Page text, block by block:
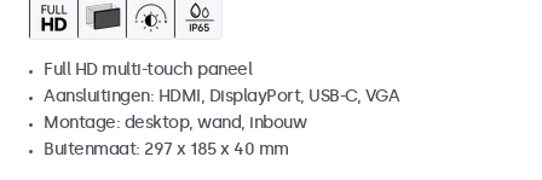
Full HD multi-touch paneel
Aansluitingen: HDMI, DisplayPort, USB-C, VGA
Montage: desktop, wand, inbouw
Buitenmaat: 297 x 185 x 40 mm